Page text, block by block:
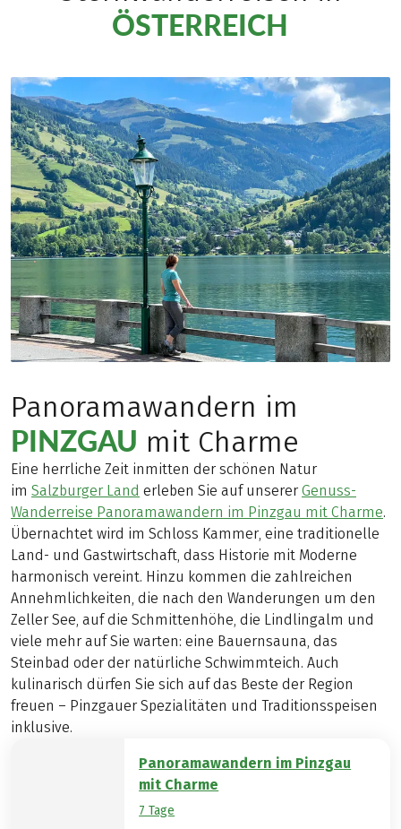
ÖSTERREICH
Panoramawandern im
PINZGAU mit Charme
Eine herrliche Zeit inmitten der schönen Natur
im Salzburger Land erleben Sie auf unserer Genuss-
Wanderreise Panoramawandern im Pinzgau mit Charme.
Übernachtet wird im Schloss Kammer, eine traditionelle
Land- und Gastwirtschaft, dass Historie mit Moderne
harmonisch vereint. Hinzu kommen die zahlreichen
Annehmlichkeiten, die nach den Wanderungen um den
Zeller See, auf die Schmittenhöhe, die Lindlingalm und
viele mehr auf Sie warten: eine Bauernsauna, das
Steinbad oder der natürliche Schwimmteich. Auch
kulinarisch dürfen Sie sich auf das Beste der Region
freuen – Pinzgauer Spezialitäten und Traditionsspeisen
inklusive.
Panoramawandern im Pinzgau
mit Charme
7 Tage